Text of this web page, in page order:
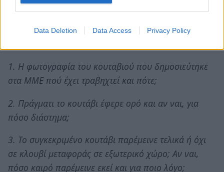
Data Deletion Data Access Privacy Policy
ασυνειδησία των ανθρώπων είναι αυτή που
1. Η φωτογραφία του κουταβιού που δημοσιεύτηκε
στα ΜΜΕ πού έχει τραβηχτεί και πότε;
2. Πράγματι το κουτάβι έφερε ορό και αν ναι, για
πόσο διάστημα;
3. Το συγκεκριμένο κουτάβι παρέμεινε τελικά ή όχι
σε κλουβί μεταφοράς σε εξωτερικό χώρο; Αν ναι,
πόσο καιρό παρέμεινε εκεί και για ποιο λόγο;